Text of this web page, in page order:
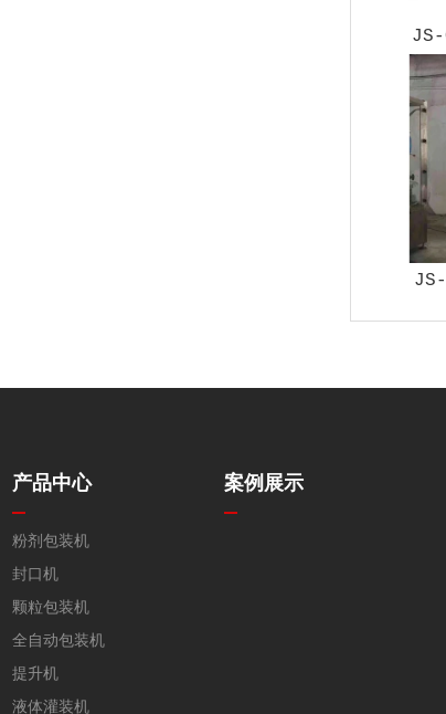
JS-
JS-
产品中心
粉剂包装机
封口机
颗粒包装机
全自动包装机
提升机
液体灌装机
案例展示